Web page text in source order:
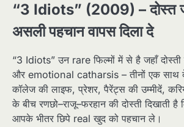
“3 Idiots” (2009) – दोस्त
असली पहचान वापस दिला दे
“3 Idiots” उन rare फिल्मों में से है जहाँ दोस्ती
और emotional catharsis – तीनों एक साथ
कॉलेज की लाइफ, प्रेशर, पैरेंट्स की उम्मीदें,
के बीच रणछो–राजू–फरहान की दोस्ती दिखाती है
आपके भीतर छिपे real खुद को पहचान ले।​